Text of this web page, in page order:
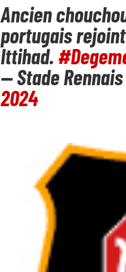
Ancien
portugais rejoint
Ittihad.
— Stade
2024